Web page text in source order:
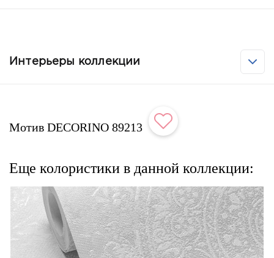
Интерьеры коллекции
Мотив DECORINO 89213
Еще колористики в данной коллекции: